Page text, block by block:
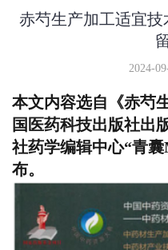
赤芍生产加工适宜
2024-
本文内容选自《赤芍
国医药科技出版社出
社药学编辑中心“青
布。